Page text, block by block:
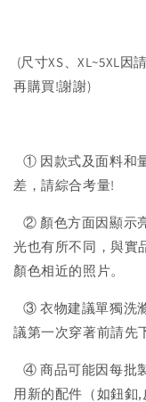
(尺寸XS、XL~5XL
再購買!謝謝)
① 因款式及面料和
差，請綜合考量!
② 顏色方面因顯示
光也有所不同，與實
顏色相近的照片。
③ 衣物建議單獨洗
議第一次穿著前請先
④ 商品可能因每批
用新的配件（如鈕釦